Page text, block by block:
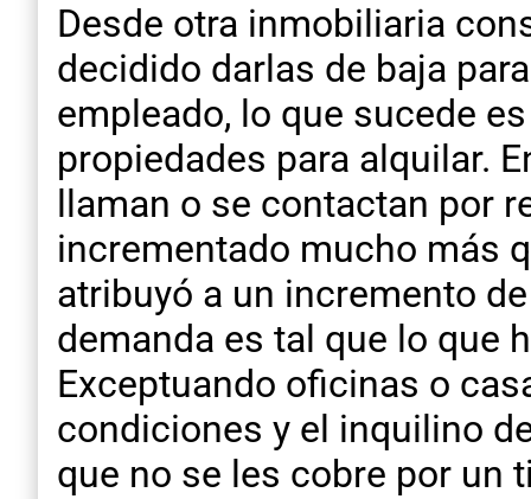
Desde otra inmobiliaria
decidido darlas de baja
empleado, lo que sucede
propiedades para alquilar.
llaman o se contactan por
incrementado mucho más
atribuyó a un incremento
demanda es tal que lo que
Exceptuando oficinas o
condiciones y el inquilino
que no se les cobre por un